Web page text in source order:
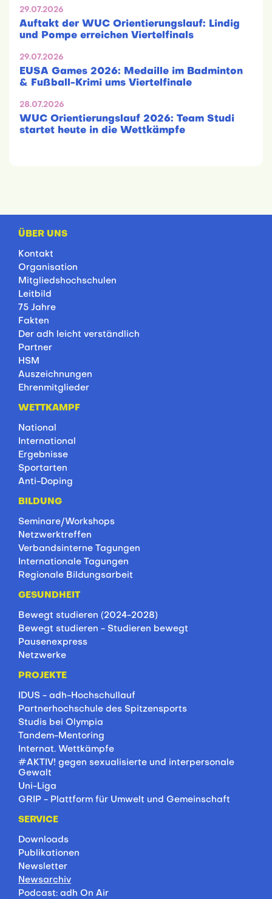
29.07.2026
Auftakt der WUC Orientierungslauf: Lindig
und Pompe erreichen Viertelfinals
29.07.2026
EUSA Games 2026: Medaille im Badminton
& Fußball-Krimi ums Viertelfinale
28.07.2026
WUC Orientierungslauf 2026: Team Studi
startet heute in die Wettkämpfe
ÜBER UNS
Kontakt
Organisation
Mitgliedshochschulen
Leitbild
75 Jahre
Fakten
Der adh leicht verständlich
Partner
HSM
Auszeichnungen
Ehrenmitglieder
WETTKAMPF
National
International
Ergebnisse
Sportarten
Anti-Doping
BILDUNG
Seminare/Workshops
Netzwerktreffen
Verbandsinterne Tagungen
Internationale Tagungen
Regionale Bildungsarbeit
GESUNDHEIT
Bewegt studieren (2024-2028)
Bewegt studieren - Studieren bewegt
Pausenexpress
Netzwerke
PROJEKTE
IDUS - adh-Hochschullauf
Partnerhochschule des Spitzensports
Studis bei Olympia
Tandem-Mentoring
Internat. Wettkämpfe
#AKTIV! gegen sexualisierte und interpersonale
Gewalt
Uni-Liga
GRIP - Plattform für Umwelt und Gemeinschaft
SERVICE
Downloads
Publikationen
Newsletter
Newsarchiv
Podcast: adh On Air